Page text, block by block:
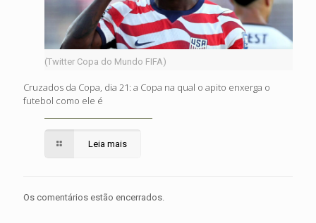
(Twitter Copa do Mundo FIFA)
Cruzados da Copa, dia 21: a Copa na qual o apito enxerga o
futebol como ele é
Leia mais
Os comentários estão encerrados.